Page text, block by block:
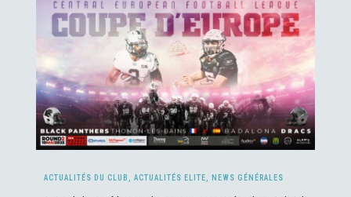
CONTACT
ACTUALITÉS DU CLUB ACTUALITÉS ELITE NEWS GÉNÉRALES